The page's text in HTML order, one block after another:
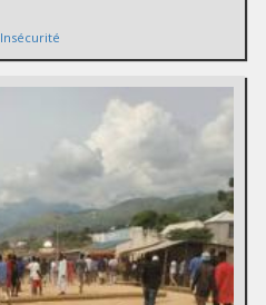
Insécurité